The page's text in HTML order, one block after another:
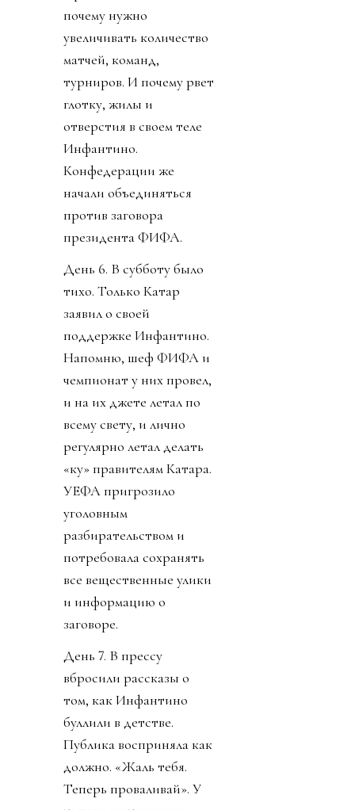
почему нужно
увеличивать количество
матчей, команд,
турниров. И почему рвет
глотку, жилы и
отверстия в своем теле
Инфантино.
Конфедерации же
начали объединяться
против заговора
президента ФИФА.
День 6. В субботу было
тихо. Только Катар
заявил о своей
поддержке Инфантино.
Напомню, шеф ФИФА и
чемпионат у них провел,
и на их джете летал по
всему свету, и лично
регулярно летал делать
«ку» правителям Катара.
УЕФА пригрозило
уголовным
разбирательством и
потребовала сохранять
все вещественные улики
и информацию о
заговоре.
День 7. В прессу
вбросили рассказы о
том, как Инфантино
буллили в детстве.
Публика восприняла как
должно. «Жаль тебя.
Теперь проваливай». У